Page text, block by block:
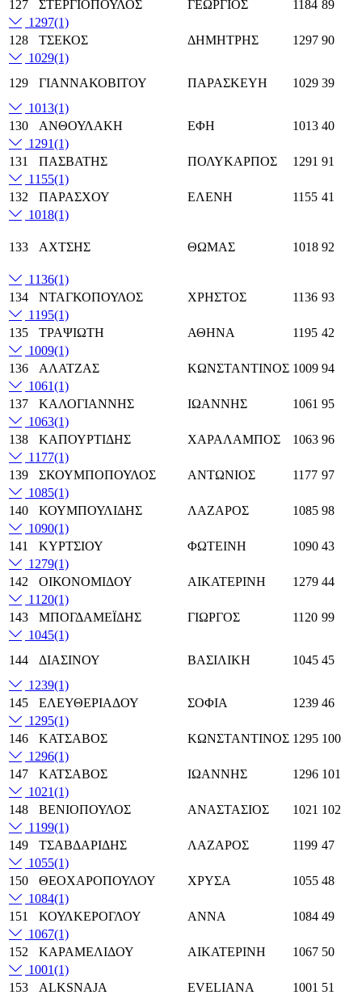
127 ΣΤΕΡΓΙΟΠΟΥΛΟΣ ΓΕΩΡΓΙΟΣ 1184 89
1297(1)
128
ΤΣΕΚΟΣ ΔΗΜΗΤΡΗΣ 1297 90
1029(1)
129
ΓΙΑΝΝΑΚΟΒΙΤΟΥ ΠΑΡΑΣΚΕΥΗ 1029 39
1013(1)
130
ΑΝΘΟΥΛΑΚΗ ΕΦΗ 1013 40
1291(1)
131
ΠΑΣΒΑΤΗΣ ΠΟΛΥΚΑΡΠΟΣ 1291 91
1155(1)
132
ΠΑΡΑΣΧΟΥ ΕΛΕΝΗ 1155 41
1018(1)
133 ΑΧΤΣΗΣ ΘΩΜΑΣ 1018 92
1136(1)
134
ΝΤΑΓΚΟΠΟΥΛΟΣ ΧΡΗΣΤΟΣ 1136 93
1195(1)
135
ΤΡΑΨΙΩΤΗ ΑΘΗΝΑ 1195 42
1009(1)
136
ΑΛΑΤΖΑΣ ΚΩΝΣΤΑΝΤΙΝΟΣ 1009 94
1061(1)
137
ΚΑΛΟΓΙΑΝΝΗΣ ΙΩΑΝΝΗΣ 1061 95
1063(1)
138
ΚΑΠΟΥΡΤΙΔΗΣ ΧΑΡΑΛΑΜΠΟΣ 1063 96
1177(1)
139
ΣΚΟΥΜΠΟΠΟΥΛΟΣ ΑΝΤΩΝΙΟΣ 1177 97
1085(1)
140
ΚΟΥΜΠΟΥΛΙΔΗΣ ΛΑΖΑΡΟΣ 1085 98
1090(1)
141
ΚΥΡΤΣΙΟΥ ΦΩΤΕΙΝΗ 1090 43
1279(1)
142
ΟΙΚΟΝΟΜΙΔΟΥ ΑΙΚΑΤΕΡΙΝΗ 1279 44
1120(1)
143
ΜΠΟΓΔΑΜΕΪΔΗΣ ΓΙΩΡΓΟΣ 1120 99
1045(1)
144
ΔΙΑΣΙΝΟΥ ΒΑΣΙΛΙΚΗ 1045 45
1239(1)
145
ΕΛΕΥΘΕΡΙΑΔΟΥ ΣΟΦΙΑ 1239 46
1295(1)
146
ΚΑΤΣΑΒΟΣ ΚΩΝΣΤΑΝΤΙΝΟΣ 1295 100
1296(1)
147
ΚΑΤΣΑΒΟΣ ΙΩΑΝΝΗΣ 1296 101
1021(1)
148
ΒΕΝΙΟΠΟΥΛΟΣ ΑΝΑΣΤΑΣΙΟΣ 1021 102
1199(1)
149
ΤΣΑΒΔΑΡΙΔΗΣ ΛΑΖΑΡΟΣ 1199 47
1055(1)
150
ΘΕΟΧΑΡΟΠΟΥΛΟΥ ΧΡΥΣΑ 1055 48
1084(1)
151
ΚΟΥΛΚΕΡΟΓΛΟΥ ΑΝΝΑ 1084 49
1067(1)
152
ΚΑΡΑΜΕΛΙΔΟΥ ΑΙΚΑΤΕΡΙΝΗ 1067 50
1001(1)
153
ALKSNAJA EVELIANA 1001 51